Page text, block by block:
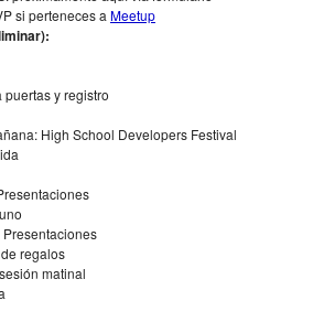
si perteneces a Meetup
puertas y registro
High School Developers Festival
regalos
matinal